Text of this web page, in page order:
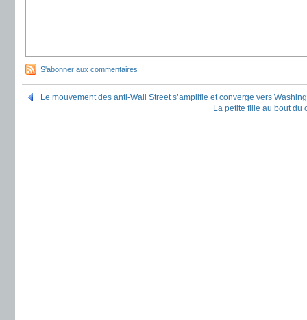
S'abonner aux commentaires
Le mouvement des anti-Wall Street s’amplifie et converge vers
La petite fille au bout du